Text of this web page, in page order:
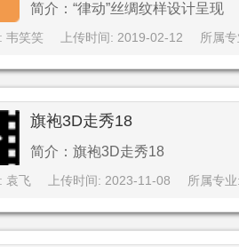
简介：“律动”丝绸纹样设计呈现
韦笑笑 上传时间: 2019-02-12 所属
旗袍3D走秀18
简介：旗袍3D走秀18
袁飞 上传时间: 2023-11-08 所属专